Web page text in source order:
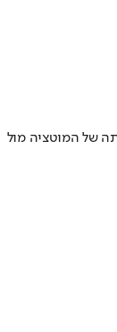
של המוטציה מול